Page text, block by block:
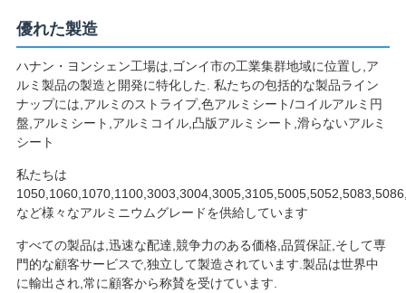
優れた製造
ハナン・ヨンシェン工場は,ゴンイ市の工業集群地域に位置し,ア
ルミ製品の製造と開発に特化した. 私たちの包括的な製品ライン
ナップには,アルミのストライプ,色アルミシート/コイルアルミ円
盤,アルミシート,アルミコイル,凸版アルミシート,滑らないアルミ
シート
私たちは
など様々なアルミニウムグレードを供給しています
すべての製品は,迅速な配達,競争力のある価格,品質保証,そして専
門的な顧客サービスで,独立して製造されています.製品は世界中
に輸出され,常に顧客から称賛を受けています.